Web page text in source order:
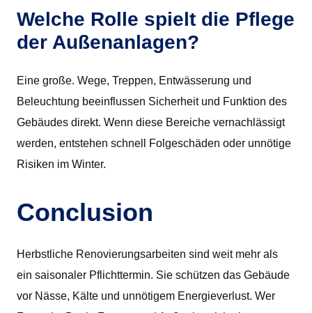
Welche Rolle spielt die Pflege
der Außenanlagen?
Eine große. Wege, Treppen, Entwässerung und
Beleuchtung beeinflussen Sicherheit und Funktion des
Gebäudes direkt. Wenn diese Bereiche vernachlässigt
werden, entstehen schnell Folgeschäden oder unnötige
Risiken im Winter.
Conclusion
Herbstliche Renovierungsarbeiten sind weit mehr als
ein saisonaler Pflichttermin. Sie schützen das Gebäude
vor Nässe, Kälte und unnötigem Energieverlust. Wer